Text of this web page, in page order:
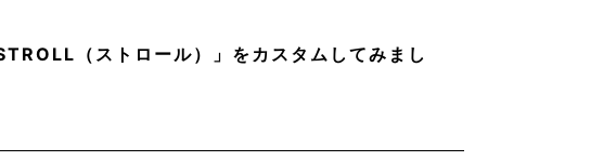
（ストロール）」をカスタムしてみまし